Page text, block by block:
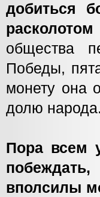
добиться
общества
Победы,
монету она
долю народа.
Пора всем
вполсилы